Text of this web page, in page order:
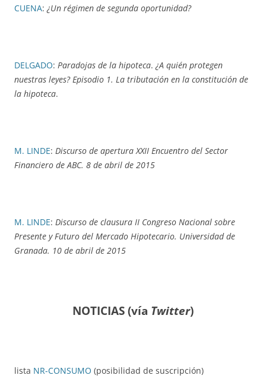
CUENA: ¿Un régimen de segunda oportunidad?
DELGADO: Paradojas de la hipoteca. ¿A quién protegen
nuestras leyes? Episodio 1. La tributación en la constitución de
la hipoteca.
M. LINDE: Discurso de apertura XXII Encuentro del Sector
Financiero de ABC. 8 de abril de 2015
M. LINDE: Discurso de clausura II Congreso Nacional sobre
Presente y Futuro del Mercado Hipotecario. Universidad de
Granada. 10 de abril de 2015
NOTICIAS (vía Twitter)
lista NR-CONSUMO (posibilidad de suscripción)